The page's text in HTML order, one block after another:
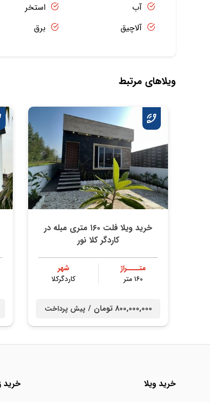
آب
آلاچیق
استخر
برق
ویلاهای مرتبط
خرید ویلا فلت ۱۶۰ متری مبله در
کاردگر کلا نور
متــــراژ
۱۶۰ متر
شهر
کاردگرکلا
800,000,000 تومان / پیش پرداخت
خرید ویلا خرید